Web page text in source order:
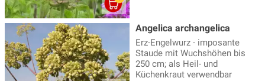
Angelica archangelica
Erz-Engelwurz - imposante
Staude mit Wuchshöhen bis
250 cm; als Heil- und
Küchenkraut verwendbar